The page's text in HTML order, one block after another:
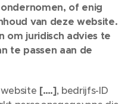
of enig
van deze website.
om juridisch advies te
te passen aan de
[….], bedrijfs-ID